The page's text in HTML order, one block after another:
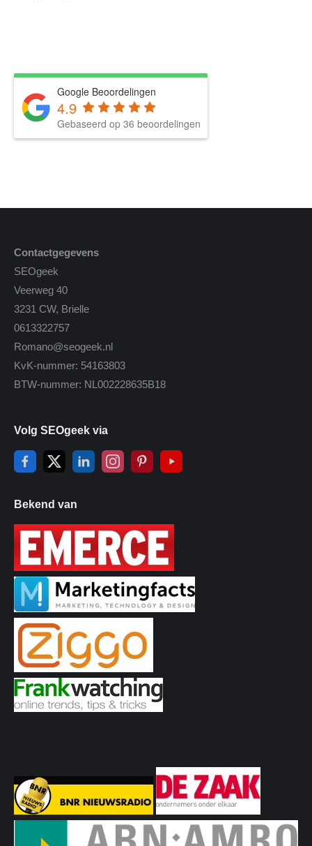
Google Beoordelingen
4.9
Gebaseerd op 36 beoordelingen
Contactgegevens
SEOgeek
Veerweg 40
3231 CW, Brielle
0613322757
Romano@seogeek.nl
KvK-nummer: 54163803
BTW-nummer: NL002228635B18
Volg SEOgeek via
Bekend van